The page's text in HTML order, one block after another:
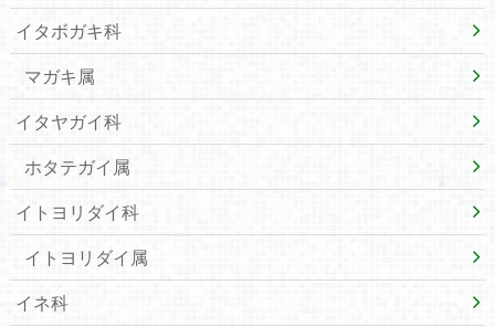
イタボガキ科
マガキ属
イタヤガイ科
ホタテガイ属
イトヨリダイ科
イトヨリダイ属
イネ科